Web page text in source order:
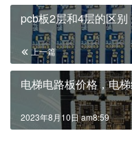
pcb板2层和4层的区别
上一篇
电梯电路板价格，电
2023年8月10日 am8:59